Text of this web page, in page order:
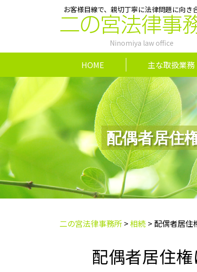
配偶者居住
お客様目線で、親切丁寧に法律問題に向き
二の宮法律事
Ninomiya law office
HOME 主な取扱業務
二の宮法律事務所 >相続 > 配偶者居住
配偶者居住